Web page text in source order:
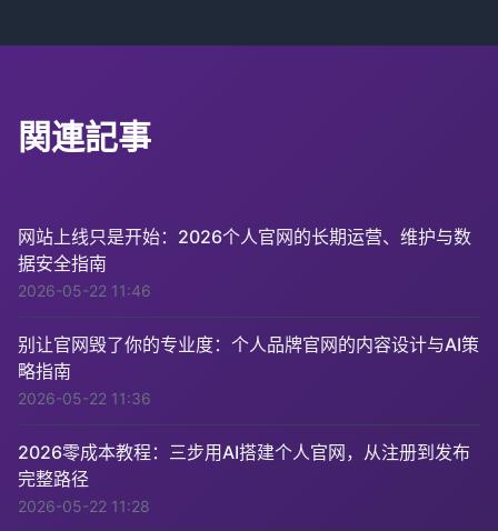
関連記事
网站上线只是开始：2026个人官网的长期运营、维护与数
据安全指南
2026-05-22 11:46
别让官网毁了你的专业度：个人品牌官网的内容设计与AI策
略指南
2026-05-22 11:36
2026零成本教程：三步用AI搭建个人官网，从注册到发布
完整路径
2026-05-22 11:28